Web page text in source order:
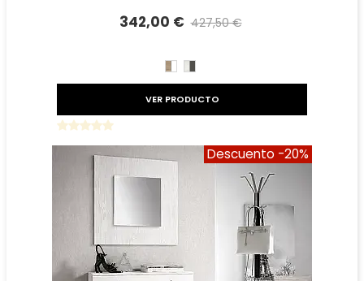
342,00 € 427,50 €
CAMBRIAN/BLANCO
TIBET
VER PRODUCTO
Descuento -20%